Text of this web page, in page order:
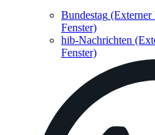
Bundestag
Fenster)
hib-Nachrichten
Fenster)